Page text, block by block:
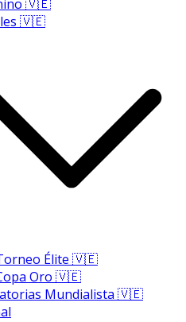
🇻🇪
🇻🇪
Élite 🇻🇪
Oro 🇻🇪
Mundialista 🇻🇪